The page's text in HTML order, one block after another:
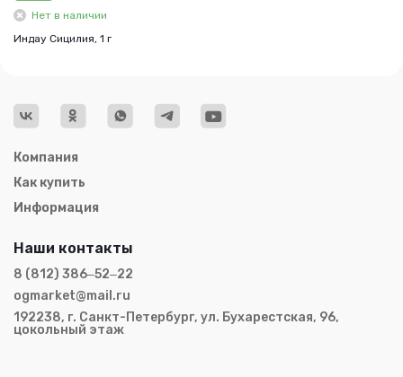
Нет в наличии
Индау Сицилия, 1 г
Компания
Как купить
Информация
Наши контакты
8 (812) 386‒52‒22
ogmarket@mail.ru
192238, г. Санкт-Петербург, ул. Бухарестская, 96,
цокольный этаж